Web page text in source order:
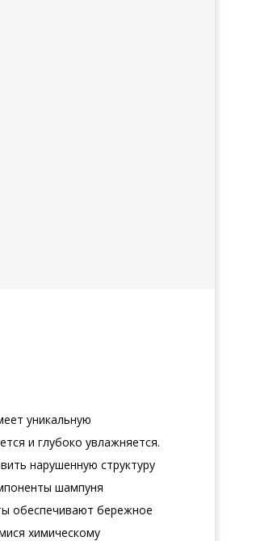
уникальную
и глубоко увлажняется.
нарушенную структуру
шампуня
обеспечивают бережное
химическому